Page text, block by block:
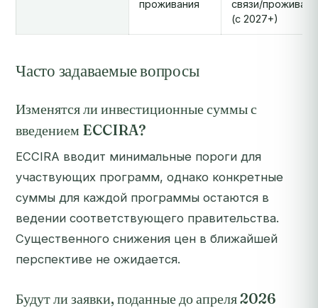
проживания
связи/
(с 2027+)
Часто задаваемые вопросы
Изменятся ли инвестиционные суммы с
введением ECCIRA?
ECCIRA вводит минимальные пороги для
участвующих программ, однако конкретные
суммы для каждой программы остаются в
ведении соответствующего правительства.
Существенного снижения цен в ближайшей
перспективе не ожидается.
Будут ли заявки, поданные до апреля 2026